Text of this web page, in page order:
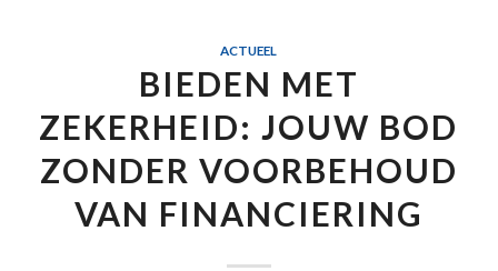
ACTUEEL
BIEDEN MET
ZEKERHEID: JOUW BOD
ZONDER VOORBEHOUD
VAN FINANCIERING